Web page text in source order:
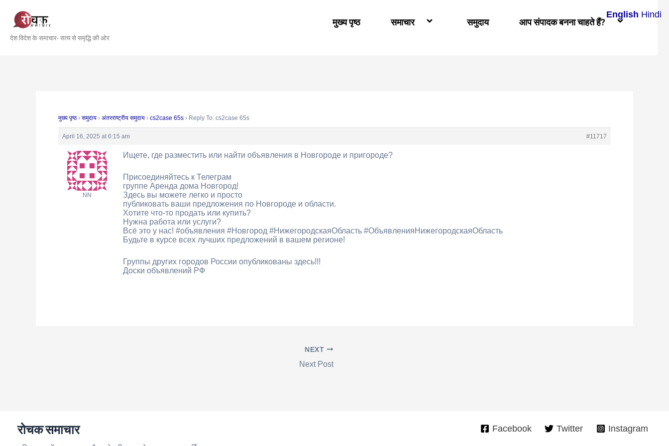
content
देश विदेश के समाचार- सत्य से समृद्धि की ओर
मुख्य पृष्ठ समाचार समुदाय आप संपादक बनना चाहते हैं?
मुख्य पृष्ठ › समुदाय › अंतरराष्ट्रीय समुदाय › cs2case 65s › Reply To: cs2case 65s
April 16, 2025 at 6:15 am #11717
NN
Ищете, где разместить или найти объявления в Новгороде и пригороде?
Присоединяйтесь к Телеграм
группе Аренда дома Новгород!
Здесь вы можете легко и просто
публиковать ваши предложения по Новгороде и области.
Хотите что-то продать или купить?
Нужна работа или услуги?
Всё это у нас! #объявления #Новгород #НижегородскаяОбласть #ОбъявленияНижегородскаяОбласть
Будьте в курсе всех лучших предложений в вашем регионе!
Группы других городов России опубликованы здесь!!!
Доски объявлений РФ
navigation
NEXT
Next Post
रोचक समाचार Facebook Twitter Instagram
English Hindi